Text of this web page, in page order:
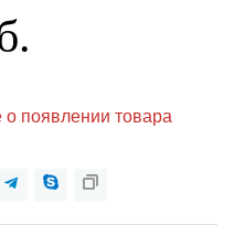
появлении товара